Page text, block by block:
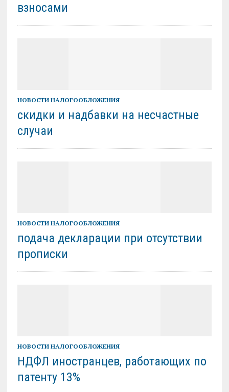
взносами
НОВОСТИ НАЛОГООБЛОЖЕНИЯ
скидки и надбавки на несчастные
случаи
НОВОСТИ НАЛОГООБЛОЖЕНИЯ
подача декларации при отсутствии
прописки
НОВОСТИ НАЛОГООБЛОЖЕНИЯ
НДФЛ иностранцев, работающих по
патенту 13%